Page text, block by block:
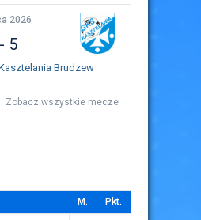
2026
- 5
Brudzew
Zobacz wszystkie mecze
M. Pkt.